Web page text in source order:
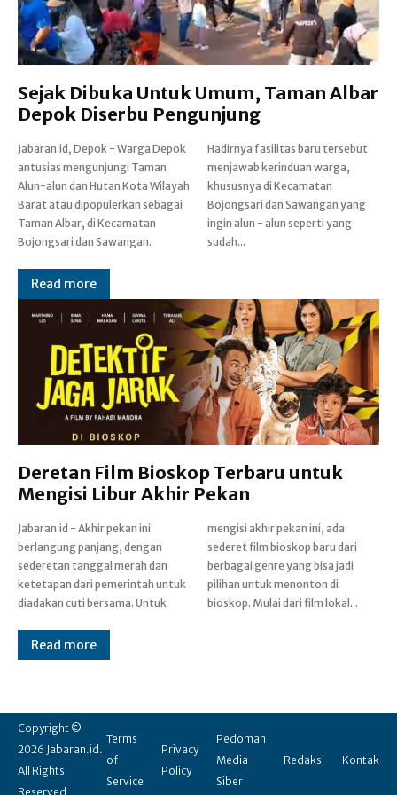
Sejak Dibuka Untuk Umum, Taman Albar
Depok Diserbu Pengunjung
Jabaran.id, Depok - Warga Depok
antusias mengunjungi Taman
Alun-alun dan Hutan Kota Wilayah
Barat atau dipopulerkan sebagai
Taman Albar, di Kecamatan
Bojongsari dan Sawangan.
Hadirnya fasilitas baru tersebut
menjawab kerinduan warga,
khususnya di Kecamatan
Bojongsari dan Sawangan yang
ingin alun - alun seperti yang
sudah...
Read more
Deretan Film Bioskop Terbaru untuk
Mengisi Libur Akhir Pekan
Jabaran.id - Akhir pekan ini
berlangung panjang, dengan
sederetan tanggal merah dan
ketetapan dari pemerintah untuk
diadakan cuti bersama. Untuk
mengisi akhir pekan ini, ada
sederet film bioskop baru dari
berbagai genre yang bisa jadi
pilihan untuk menonton di
bioskop. Mulai dari film lokal...
Read more
Copyright ©
2026 Jabaran.id.
All Rights
Reserved
Terms
of
Service
Privacy
Policy
Pedoman
Media
Siber
Redaksi Kontak